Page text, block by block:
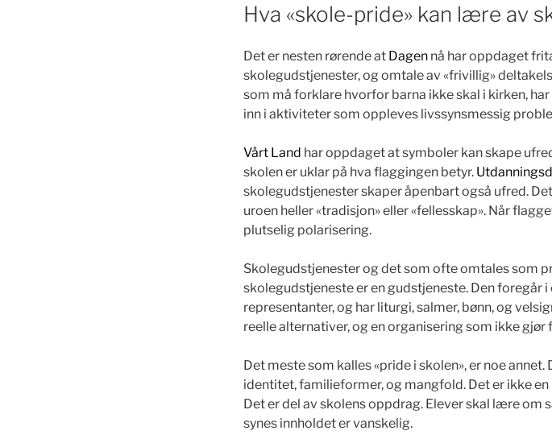
Hva «skole-pride» kan lære av
Det er nesten rørende at Dagen nå har oppdaget
skolegudstjenester, og omtale av «frivillig»
som må forklare hvorfor barna ikke skal i kirken,
inn i aktiviteter som oppleves livssynsmessig
Vårt Land har oppdaget at symboler kan skape
skolen er uklar på hva flaggingen betyr.
skolegudstjenester skaper åpenbart også ufred.
uroen heller «tradisjon» eller «fellesskap». Når
plutselig polarisering.
Skolegudstjenester og det som ofte omtales som
skolegudstjeneste er en gudstjeneste. Den foregår
representanter, og har liturgi, salmer, bønn, og
reelle alternativer, og en organisering som ikke
Det meste som kalles «pride i skolen», er noe
identitet, familieformer, og mangfold. Det er ikke
Det er del av skolens oppdrag. Elever skal lære om
synes innholdet er vanskelig.